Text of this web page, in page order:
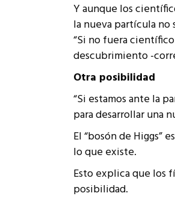
Y aunque los
la nueva partícula no
“Si no fuera
descubrimiento -
Otra posibilidad
“Si estamos ante la
para desarrollar una
El “bosón de Higgs”
lo que existe.
Esto explica que los
posibilidad.